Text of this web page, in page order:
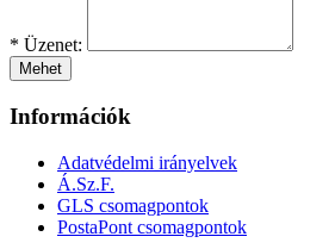
* Üzenet:
Mehet
Információk
Adatvédelmi irányelvek
Á.Sz.F.
GLS csomagpontok
PostaPont csomagpontok